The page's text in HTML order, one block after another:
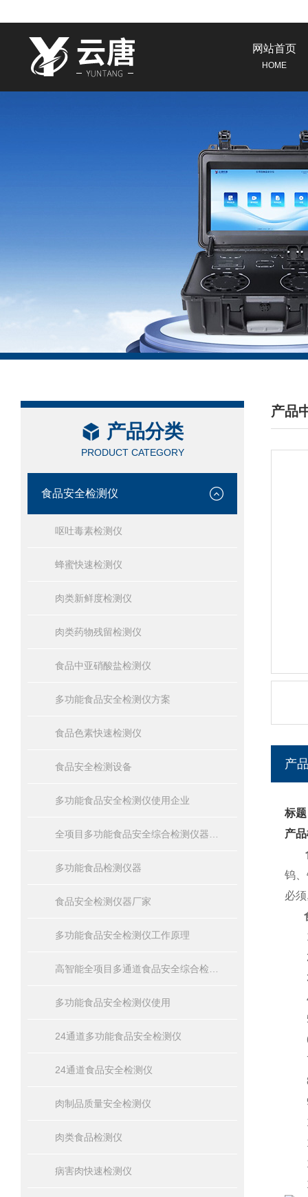
网站首页
HOME
产品分类
PRODUCT CATEGORY
食品安全检测仪
呕吐毒素检测仪
蜂蜜快速检测仪
肉类新鲜度检测仪
肉类药物残留检测仪
食品中亚硝酸盐检测仪
多功能食品安全检测仪方案
食品色素快速检测仪
食品安全检测设备
多功能食品安全检测仪使用企业
多功能食品检测仪器
食品安全检测仪器厂家
多功能食品安全检测仪工作原理
多功能食品安全检测仪使用
24通道多功能食品安全检测仪
24通道食品安全检测仪
肉制品质量安全检测仪
肉类食品检测仪
病害肉快速检测仪
产品
/
产
标
产
钨
必
1
2
3
4
5
6
7
8
9
10
11
12
13